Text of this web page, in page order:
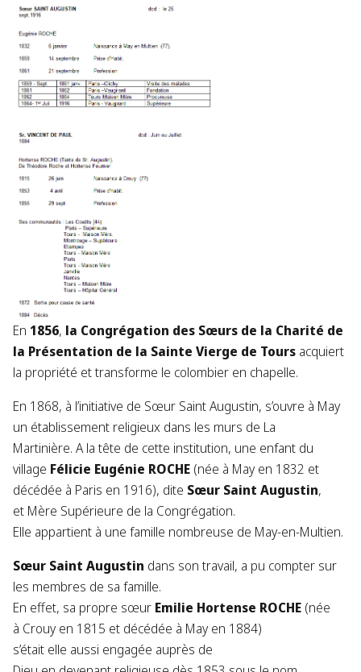
En 1856, la Congrégation des Sœurs de la Charité de
la Présentation de la Sainte Vierge de Tours acquiert
la propriété et transforme le colombier en chapelle.
En 1868, à l’initiative de Sœur Saint Augustin, s’ouvre à May
un établissement religieux dans les murs de La
Martinière. A la tête de cette institution, une enfant du
village Félicie Eugénie ROCHE (née à May en 1832 et
décédée à Paris en 1916), dite Sœur Saint Augustin,
et Mère Supérieure de la Congrégation.
Elle appartient à une famille nombreuse de May-en-Multien. ​
Sœur Saint Augustin dans son travail, a pu compter sur
les membres de sa famille.
En effet, sa propre sœur Emilie Hortense ROCHE (née
à Crouy en 1815 et décédée à May en 1884)
s’était elle aussi engagée auprès de